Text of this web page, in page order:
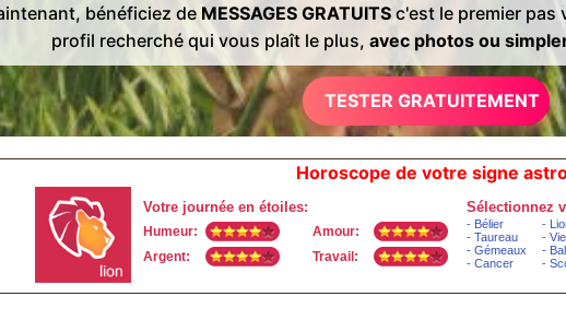
bénéficiez de MESSAGES GRATUITS c'est le premier pas
profil recherché qui vous plaît le plus,avec photos ou
TESTER GRATUITEMENT
Horoscope de votre signe